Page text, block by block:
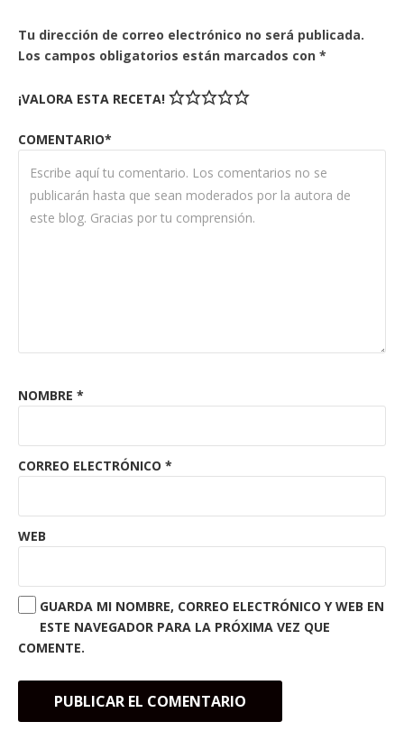
Tu dirección de correo electrónico no será publicada.
Los campos obligatorios están marcados con *
¡VALORA ESTA RECETA!
COMENTARIO*
NOMBRE *
CORREO ELECTRÓNICO *
WEB
GUARDA MI NOMBRE, CORREO ELECTRÓNICO Y WEB EN
ESTE NAVEGADOR PARA LA PRÓXIMA VEZ QUE
COMENTE.